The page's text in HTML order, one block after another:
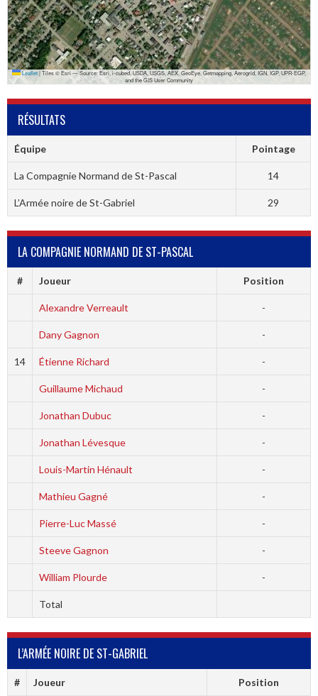
Leaflet|Tiles © Esri — Source: Esri, i-cubed, USDA, USGS, AEX, GeoEye, Getmapping, Aerogrid, IGN, IGP, UPR-EGP,
and the GIS User Community
RÉSULTATS
Équipe Pointage
La Compagnie Normand de St-Pascal 14
L’Armée noire de St-Gabriel 29
LA COMPAGNIE NORMAND DE ST-PASCAL
# Joueur Position
Alexandre Verreault -
Dany Gagnon -
14 Étienne Richard -
Guillaume Michaud -
Jonathan Dubuc -
Jonathan Lévesque -
Louis-Martin Hénault -
Mathieu Gagné -
Pierre-Luc Massé -
Steeve Gagnon -
William Plourde -
Total
L’ARMÉE NOIRE DE ST-GABRIEL
# Joueur Position